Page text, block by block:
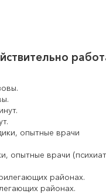
опытные врачи
районах.